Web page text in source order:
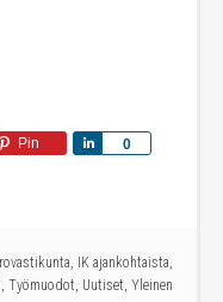
Pin 0
Share
IK ajankohtaista
Työmuodot Uutiset Yleinen